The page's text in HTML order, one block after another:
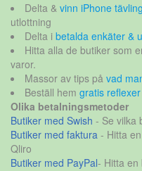
Delta & vinn iPhone
utlottning
Delta i betalda enkäter &
Hitta alla de butiker som
varor.
Massor av tips på vad
Beställ hem gratis reflexer
Olika betalningsmetoder
Butiker med Swish - Se vilka
Butiker med faktura - Hitta
Qliro
Butiker med PayPal- Hitta en